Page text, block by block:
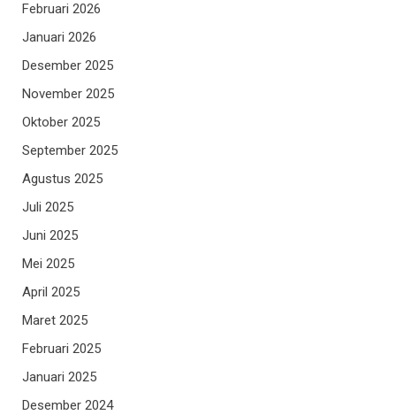
Februari 2026
Januari 2026
Desember 2025
November 2025
Oktober 2025
September 2025
Agustus 2025
Juli 2025
Juni 2025
Mei 2025
April 2025
Maret 2025
Februari 2025
Januari 2025
Desember 2024